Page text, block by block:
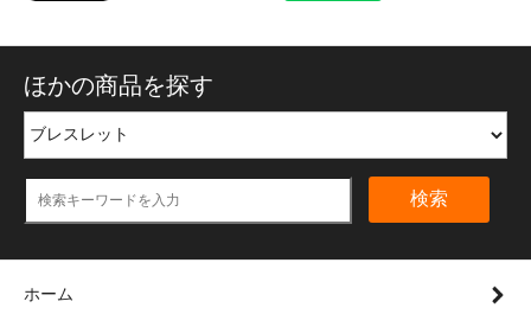
ほかの商品を探す
検索
ホーム